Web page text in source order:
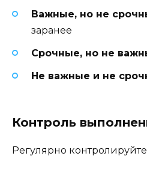
Важные, но не
заранее
Срочные, но не
Не важные и не
Контроль
Регулярно